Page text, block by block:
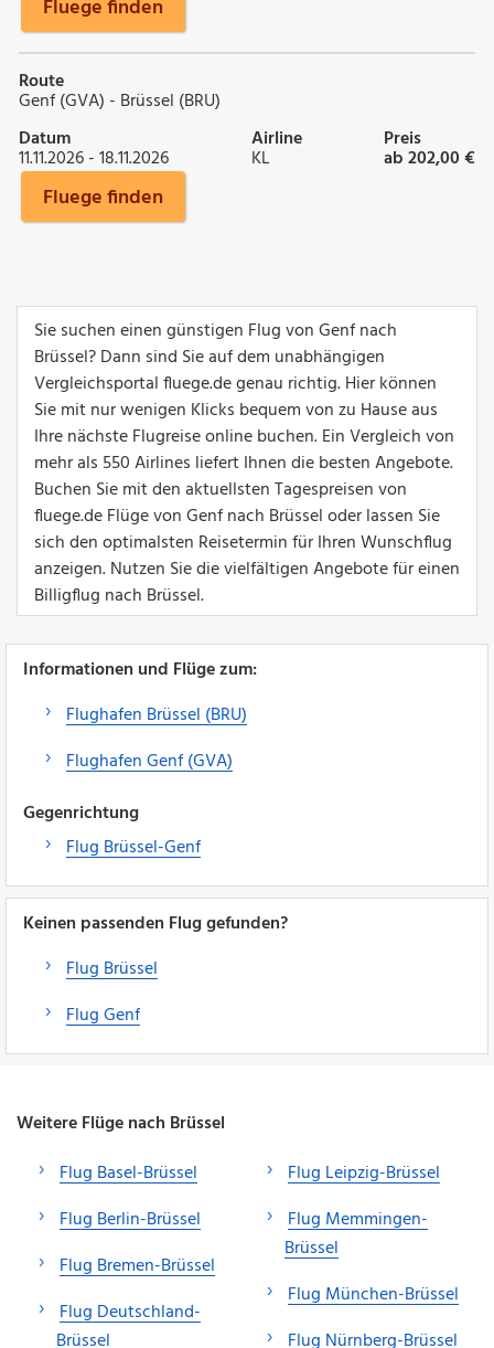
Fluege finden
Route
Genf (GVA) - Brüssel (BRU)
Datum
11.11.2026 - 18.11.2026
Airline
KL
Preis
ab 202,00 €
Fluege finden
Sie suchen einen günstigen Flug von Genf nach
Brüssel? Dann sind Sie auf dem unabhängigen
Vergleichsportal fluege.de genau richtig. Hier können
Sie mit nur wenigen Klicks bequem von zu Hause aus
Ihre nächste Flugreise online buchen. Ein Vergleich von
mehr als 550 Airlines liefert Ihnen die besten Angebote.
Buchen Sie mit den aktuellsten Tagespreisen von
fluege.de Flüge von Genf nach Brüssel oder lassen Sie
sich den optimalsten Reisetermin für Ihren Wunschflug
anzeigen. Nutzen Sie die vielfältigen Angebote für einen
Billigflug nach Brüssel.
Informationen und Flüge zum:
Flughafen Brüssel (BRU)
Flughafen Genf (GVA)
Gegenrichtung
Flug Brüssel-Genf
Keinen passenden Flug gefunden?
Flug Brüssel
Flug Genf
Weitere Flüge nach Brüssel
Flug Basel-Brüssel
Flug Berlin-Brüssel
Flug Bremen-Brüssel
Flug Deutschland-
Brüssel
Flug Leipzig-Brüssel
Flug Memmingen-
Brüssel
Flug München-Brüssel
Flug Nürnberg-Brüssel